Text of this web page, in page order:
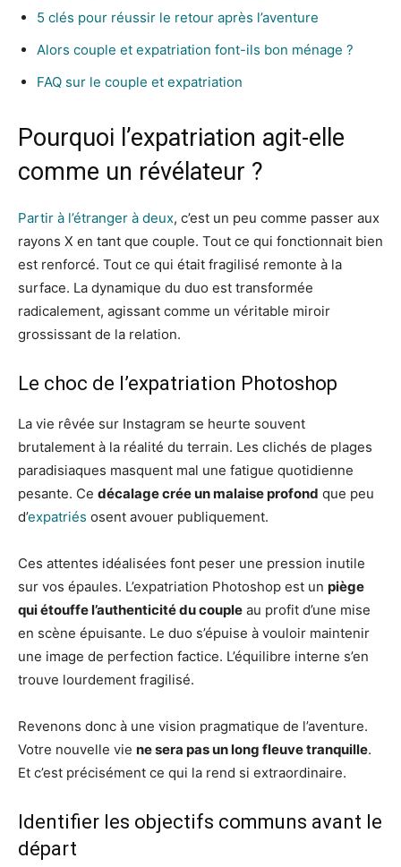
5 clés pour réussir le retour après l’aventure
Alors couple et expatriation font-ils bon ménage ?
FAQ sur le couple et expatriation
Pourquoi l’expatriation agit-elle
comme un révélateur ?
Partir à l’étranger à deux, c’est un peu comme passer aux
rayons X en tant que couple. Tout ce qui fonctionnait bien
est renforcé. Tout ce qui était fragilisé remonte à la
surface. La dynamique du duo est transformée
radicalement, agissant comme un véritable miroir
grossissant de la relation.
Le choc de l’expatriation Photoshop
La vie rêvée sur Instagram se heurte souvent
brutalement à la réalité du terrain. Les clichés de plages
paradisiaques masquent mal une fatigue quotidienne
pesante. Ce décalage crée un malaise profond que peu
d’expatriés osent avouer publiquement.
Ces attentes idéalisées font peser une pression inutile
sur vos épaules. L’expatriation Photoshop est un piège
qui étouffe l’authenticité du couple au profit d’une mise
en scène épuisante. Le duo s’épuise à vouloir maintenir
une image de perfection factice. L’équilibre interne s’en
trouve lourdement fragilisé.
Revenons donc à une vision pragmatique de l’aventure.
Votre nouvelle vie ne sera pas un long fleuve tranquille.
Et c’est précisément ce qui la rend si extraordinaire.
Identifier les objectifs communs avant le
départ